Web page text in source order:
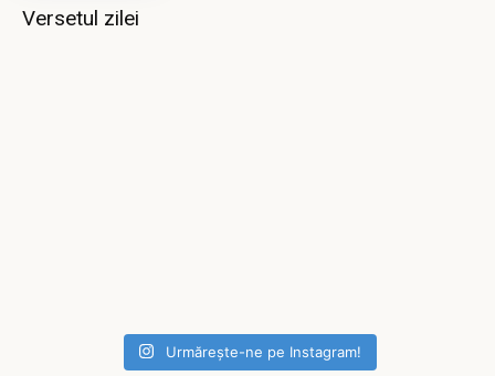
Versetul zilei
Urmărește-ne pe Instagram!